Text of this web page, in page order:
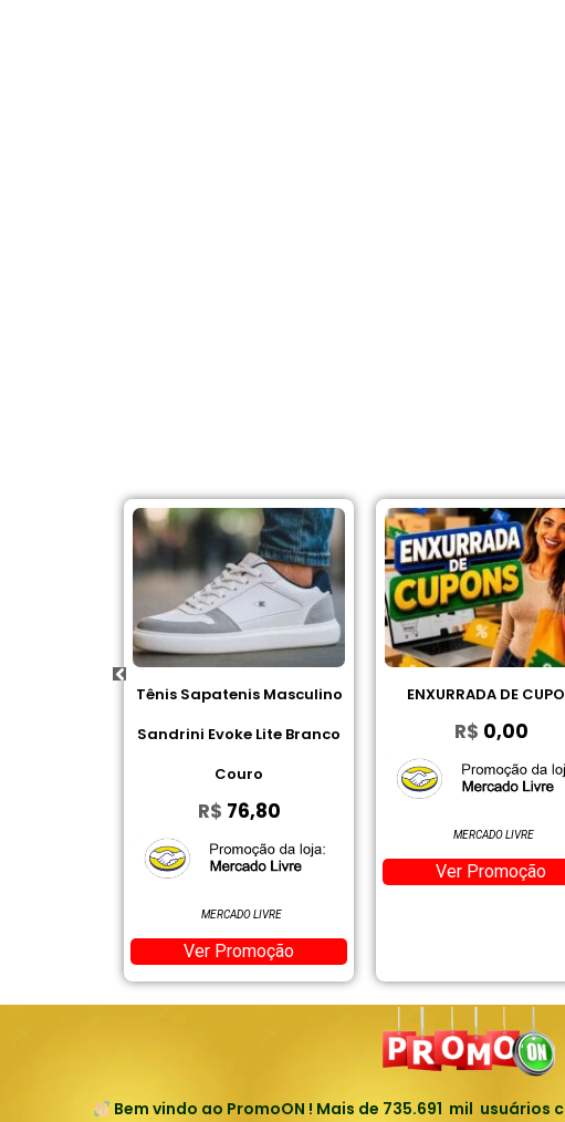
ENXURRADA DE CUPOM
R$0,00
Ver Promoção
I2GO, Fone De
Bluetooth, 20
de...
Bem vindo ao PromoON ! Mais de 735.691 mil usuários